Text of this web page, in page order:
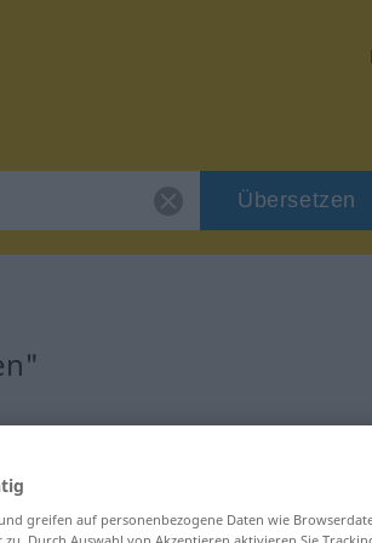
Übersetzen
greifen auf personenbezogene Daten wie
Durch Auswahl von Akzeptieren aktivieren Sie